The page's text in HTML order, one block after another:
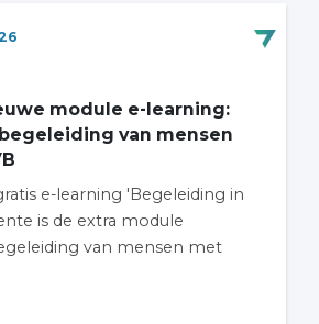
module e-learning:
van mensen
e-learning 'Begeleiding in
is de extra module
van mensen met